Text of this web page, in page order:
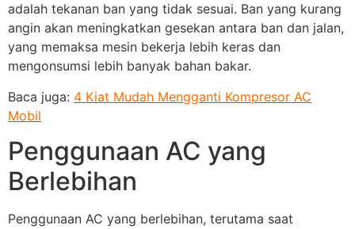
adalah tekanan ban yang tidak sesuai. Ban yang kurang
angin akan meningkatkan gesekan antara ban dan jalan,
yang memaksa mesin bekerja lebih keras dan
mengonsumsi lebih banyak bahan bakar.
Baca juga: 4 Kiat Mudah Mengganti Kompresor AC
Mobil
Penggunaan AC yang
Berlebihan
Penggunaan AC yang berlebihan, terutama saat